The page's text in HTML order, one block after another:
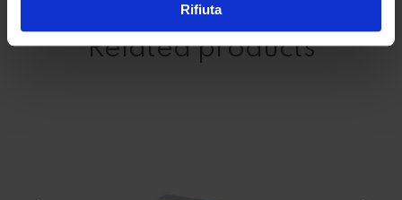
Rifiuta
Related products